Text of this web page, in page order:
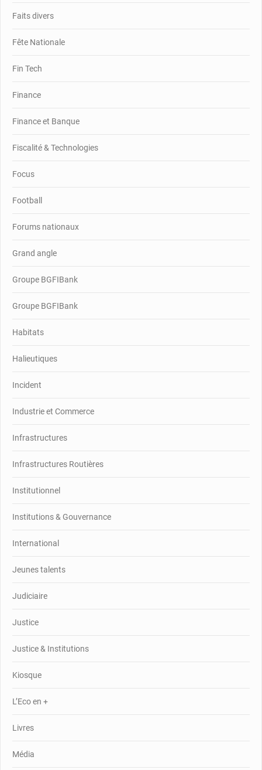
Faits divers
Fête Nationale
Fin Tech
Finance
Finance et Banque
Fiscalité & Technologies
Focus
Football
Forums nationaux
Grand angle
Groupe BGFIBank
Groupe BGFIBank
Habitats
Halieutiques
Incident
Industrie et Commerce
Infrastructures
Infrastructures Routières
Institutionnel
Institutions & Gouvernance
International
Jeunes talents
Judiciaire
Justice
Justice & Institutions
Kiosque
L’Eco en +
Livres
Média